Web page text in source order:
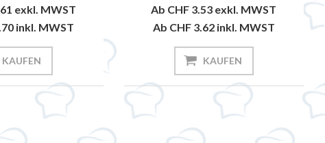
exkl. MWST
inkl. MWST
KAUFEN
Ab CHF 3.53 exkl. MWST
Ab CHF 3.62 inkl. MWST
KAUFEN